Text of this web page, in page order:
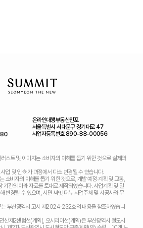
온라인대행부동산인포
서울특별시 서대문구 경기대로 47
사업자등록번호 890-88-00056
스트 및 이미지는 소비자의 이해를 돕기 위한 것으로 실제와
업 및 인·허가 과정에서 다소 변경될 수 있습니다.
소비자의 이해를 돕기 위한 것으로, 개발 예정‧계획 및 교통,
기관의 아래 자료를 토대로 제작되었습니다. 사업계획 및 일
변경될 수 있으며, 서면 써밋 더뉴 사업주체 및 시공사와 무
는 부산광역시 고시 제2024-232호의 내용을 참조하였습니
산제2센텀선(계획), 오시리아선(계획)은 부산광역시 철도시